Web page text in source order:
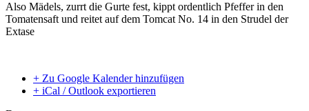
Also Mädels, zurrt die Gurte fest, kippt ordentlich Pfeffer in den
Tomatensaft und reitet auf dem Tomcat No. 14 in den Strudel der
Extase
+ Zu Google Kalender hinzufügen
+ iCal / Outlook exportieren